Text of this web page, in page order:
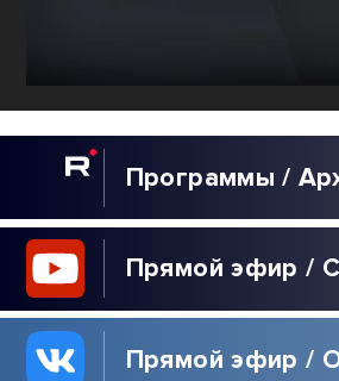
Программы /
Прямой эфир /
Прямой эфир /